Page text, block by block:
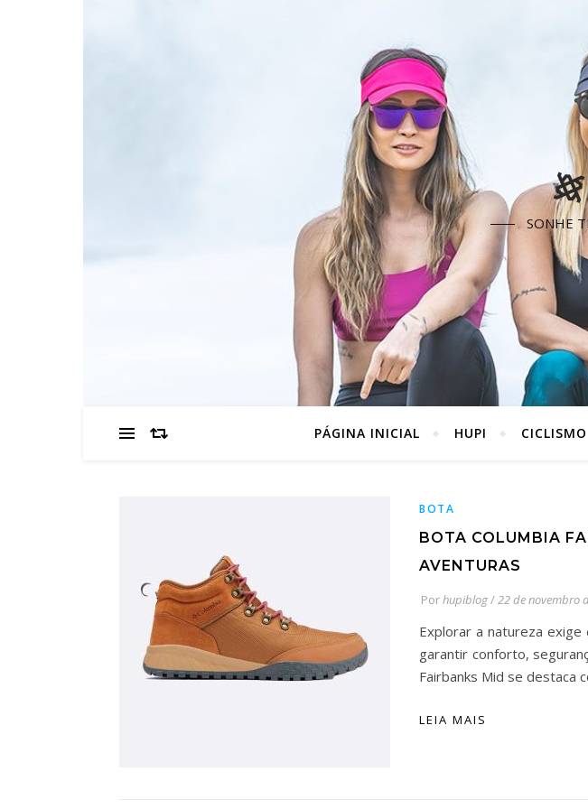
SONHE
PÁGINA INICIAL HUPI CICLISMO
BOTA
BOTA COLUMBIA
AVENTURAS
Porhupiblog/22 de novembro
Explorar a natureza
garantir conforto,
Fairbanks Mid se destaca
LEIA MAIS